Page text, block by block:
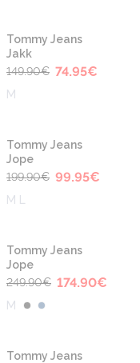
Tommy Jeans
Jakk
149.90€ 74.95€
M
Tommy Jeans
Jope
199.90€ 99.95€
M L
Tommy Jeans
Jope
249.90€ 174.90€
M
Tommy Jeans